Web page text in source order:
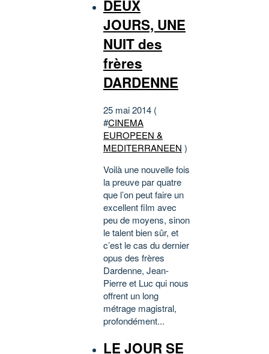
DEUX
JOURS, UNE
NUIT des
frères
DARDENNE
25 mai 2014 (
#CINEMA
EUROPEEN &
MEDITERRANEEN )
Voilà une nouvelle fois
la preuve par quatre
que l’on peut faire un
excellent film avec
peu de moyens, sinon
le talent bien sûr, et
c’est le cas du dernier
opus des frères
Dardenne, Jean-
Pierre et Luc qui nous
offrent un long
métrage magistral,
profondément...
LE JOUR SE